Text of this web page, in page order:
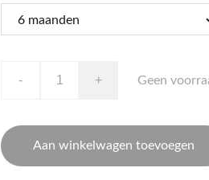
- + Geen
Aan winkelwagen toevoegen